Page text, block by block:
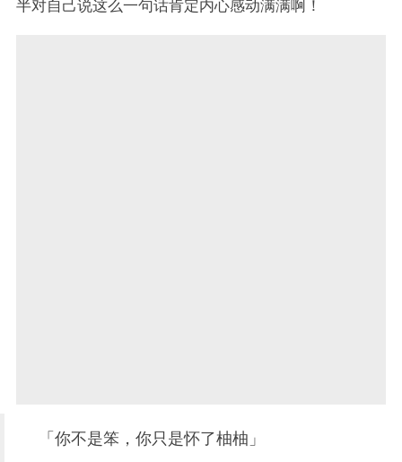
半对自己说这么一句话肯定内心感动满满啊！
「你不是笨，你只是怀了柚柚」